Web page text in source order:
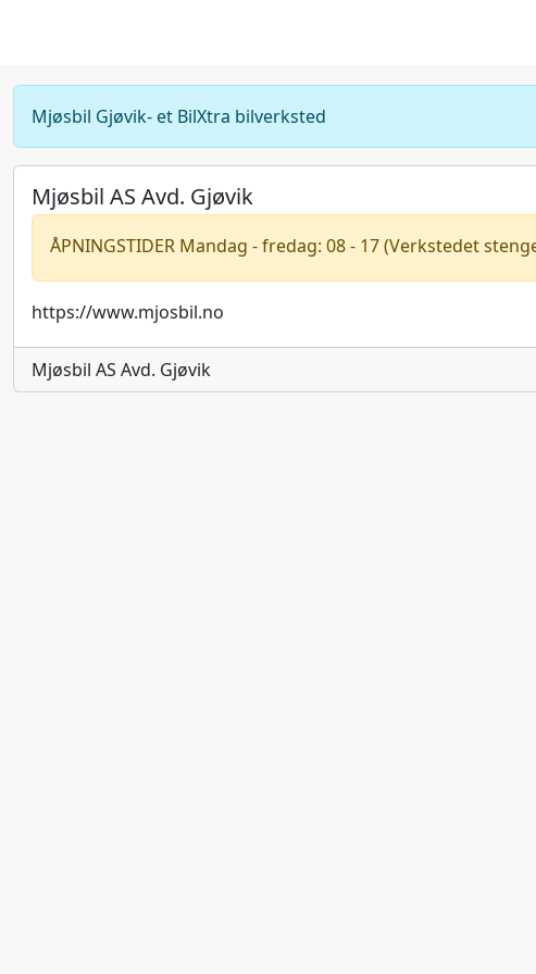
Mjøsbil Gjøvik- et BilXtra bilverksted
Mjøsbil AS Avd. Gjøvik
ÅPNINGSTIDER Mandag - fredag: 08 - 17 (Verkstedet
https://www.mjosbil.no
Mjøsbil AS Avd. Gjøvik